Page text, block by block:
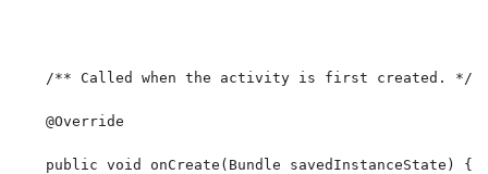
/** Called when the activity is first created. */
@Override
public void onCreate(Bundle savedInstanceState) {